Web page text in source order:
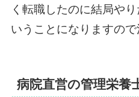
く転職したのに結局や
いうことになりますので
病院直営の管理栄養